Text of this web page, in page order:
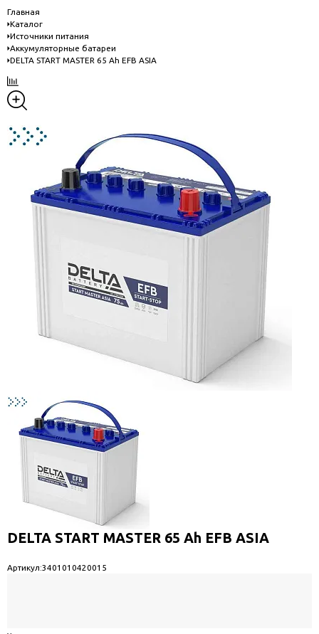
Главная
Каталог
Источники питания
Аккумуляторные батареи
DELTA START MASTER 65 Ah EFB ASIA
DELTA START MASTER 65 Ah EFB ASIA
Артикул:3401010420015